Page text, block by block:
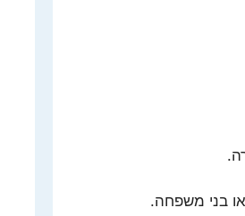
בני משפחה.